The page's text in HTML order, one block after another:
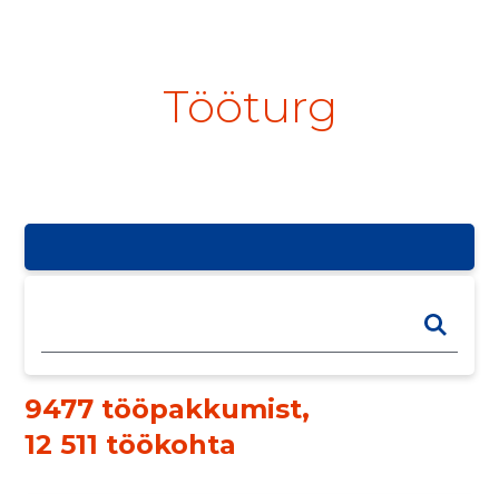
Tööturg
9477 tööpakkumist,
12 511 töökohta